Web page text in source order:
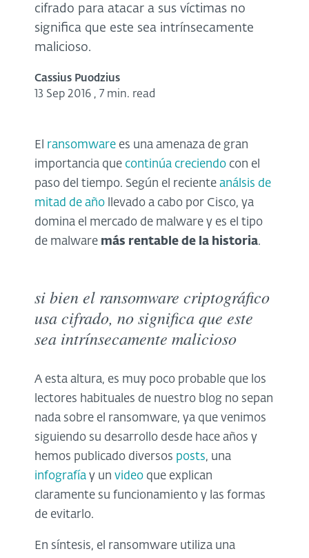
cifrado para atacar a sus víctimas no
significa que este sea intrínsecamente
malicioso.
Cassius Puodzius
13 Sep 2016 , 7 min. read
El ransomware es una amenaza de gran
importancia que continúa creciendo con el
paso del tiempo. Según el reciente análsis de
mitad de año llevado a cabo por Cisco, ya
domina el mercado de malware y es el tipo
de malware más rentable de la historia.
si bien el ransomware criptográfico
usa cifrado, no significa que este
sea intrínsecamente malicioso
A esta altura, es muy poco probable que los
lectores habituales de nuestro blog no sepan
nada sobre el ransomware, ya que venimos
siguiendo su desarrollo desde hace años y
hemos publicado diversos posts, una
infografía y un video que explican
claramente su funcionamiento y las formas
de evitarlo.
En síntesis, el ransomware utiliza una